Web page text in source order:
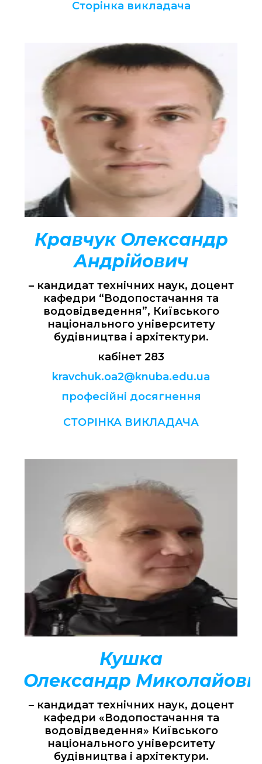
Сторінка викладача
Кравчук Олександр
Андрійович
– кандидат технічних наук, доцент
кафедри “Водопостачання та
водовідведення”, Київського
національного університету
будівництва і архітектури.
кабінет 283
kravchuk.oa2@knuba.edu.ua
професійні досягнення
СТОРІНКА ВИКЛАДАЧА
Кушка
Олександр
– кандидат технічних наук, доцент
кафедри «Водопостачання та
водовідведення» Київського
національного університету
будівництва і архітектури.